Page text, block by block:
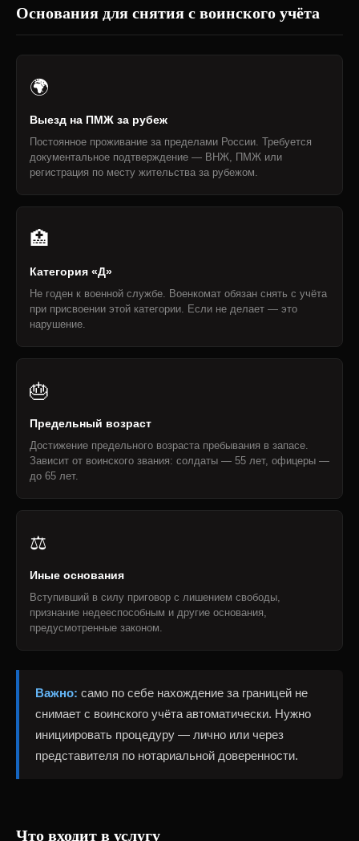
Основания для снятия с воинского учёта
🌍
Выезд на ПМЖ за рубеж
Постоянное проживание за пределами России. Требуется
документальное подтверждение — ВНЖ, ПМЖ или
регистрация по месту жительства за рубежом.
🏥
Категория «Д»
Не годен к военной службе. Военкомат обязан снять с учёта
при присвоении этой категории. Если не делает — это
нарушение.
🎂
Предельный возраст
Достижение предельного возраста пребывания в запасе.
Зависит от воинского звания: солдаты — 55 лет, офицеры —
до 65 лет.
⚖️
Иные основания
Вступивший в силу приговор с лишением свободы,
признание недееспособным и другие основания,
предусмотренные законом.
Важно: само по себе нахождение за границей не
снимает с воинского учёта автоматически. Нужно
инициировать процедуру — лично или через
представителя по нотариальной доверенности.
Что входит в услугу